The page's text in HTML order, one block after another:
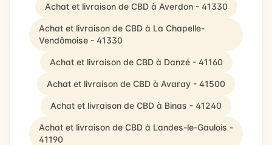
Achat et livraison de CBD à Averdon - 41330
Achat et livraison de CBD à La Chapelle-
Vendômoise - 41330
Achat et livraison de CBD à Danzé - 41160
Achat et livraison de CBD à Avaray - 41500
Achat et livraison de CBD à Binas - 41240
Achat et livraison de CBD à Landes-le-Gaulois -
41190